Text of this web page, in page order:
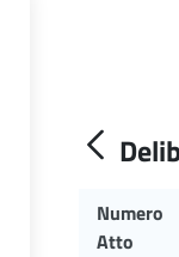
Numero
Atto